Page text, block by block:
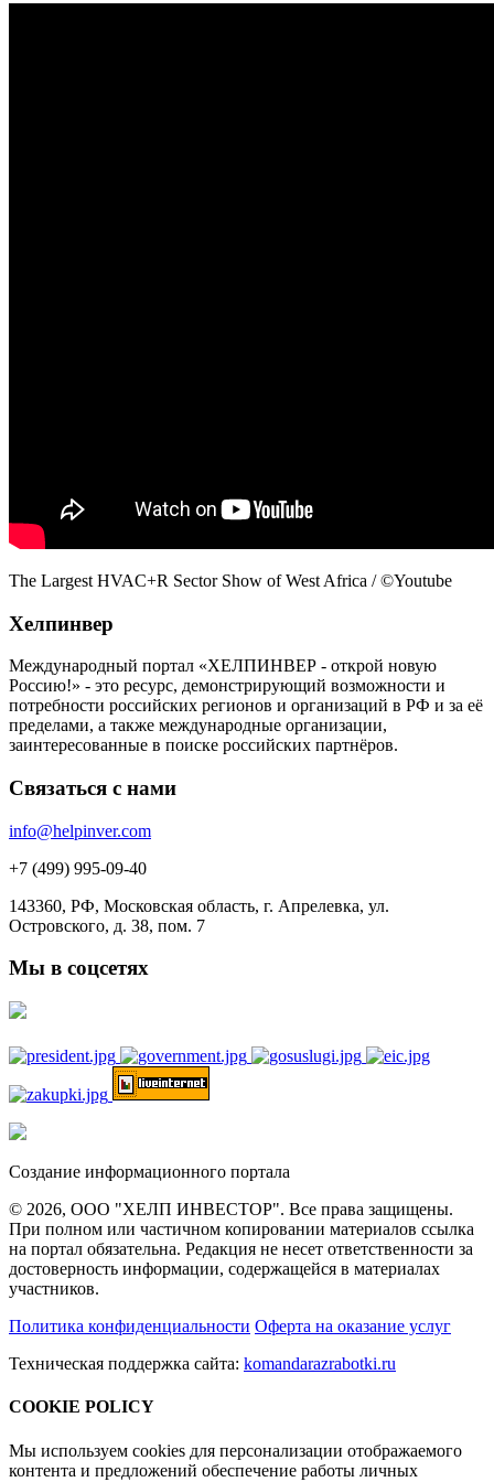
The Largest HVAC+R Sector Show of West Africa / ©Youtube
Хелпинвер
Международный портал «ХЕЛПИНВЕР - открой новую
Россию!» - это ресурс, демонстрирующий возможности и
потребности российских регионов и организаций в РФ и за её
пределами, а также международные организации,
заинтересованные в поиске российских партнёров.
Связаться с нами
info@helpinver.com
+7 (499) 995-09-40
143360, РФ, Московская область, г. Апрелевка, ул.
Островского, д. 38, пом. 7
Мы в соцсетях
Создание информационного портала
© 2026, ООО "ХЕЛП ИНВЕСТОР". Все права защищены.
При полном или частичном копировании материалов ссылка
на портал обязательна. Редакция не несет ответственности за
достоверность информации, содержащейся в материалах
участников.
Политика конфиденциальности Оферта на оказание услуг
Техническая поддержка сайта: komandarazrabotki.ru
COOKIE POLICY
Мы используем cookies для персонализации отображаемого
контента и предложений обеспечение работы личных